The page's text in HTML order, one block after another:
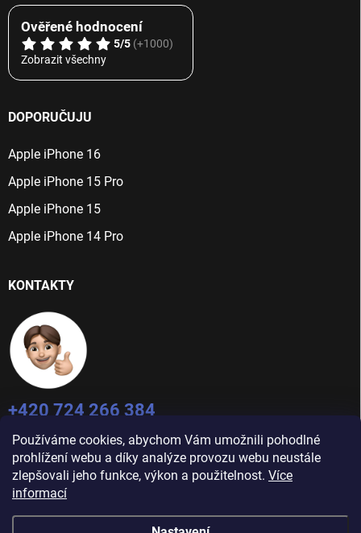
Používáme cookies, abychom Vám umožnili pohodlné
prohlížení webu a díky analýze provozu webu neustále
zlepšovali jeho funkce, výkon a použitelnost. Více
informací
Ověřené hodnocení
5/5 (+1000)
Zobrazit všechny
DOPORUČUJU
Apple iPhone 16
Apple iPhone 15 Pro
Apple iPhone 15
Apple iPhone 14 Pro
KONTAKTY
+420 724 266 384
Po-Pá: 9:00 - 16:00
info@jablecnyhonza.cz